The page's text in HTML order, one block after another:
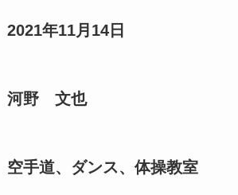
年11月14日
文也
道、ダンス、体操教室